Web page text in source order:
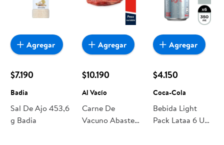
$7.190
Badia
Sal De Ajo 453,6
g Badia
Agregar
$10.190
Al Vacío
Carne De
Vacuno Abastero
Agregar
$4.150
Coca-Cola
Bebida Light
Pack Lataa 6 Un
Agregar